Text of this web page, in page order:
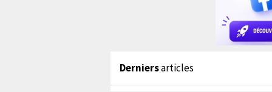
Derniersarticles